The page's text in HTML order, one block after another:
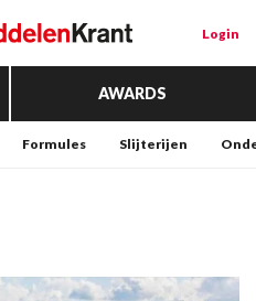
Login
AWARDS
Formules Slijterijen